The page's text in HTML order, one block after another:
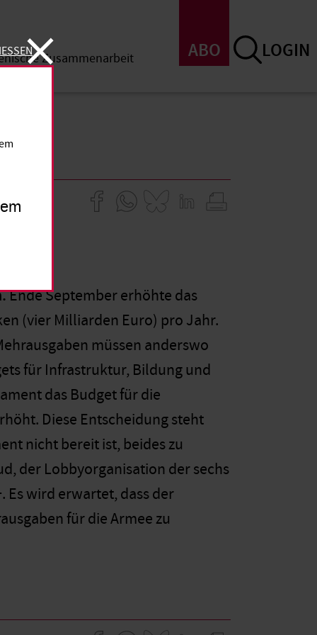
ABO LOGIN
Zusammenarbeit
Ende September erhöhte das
(vier Milliarden Euro) pro Jahr.
müssen anderswo
für Infrastruktur, Bildung und
das Budget für die
Diese Entscheidung steht
nicht bereit ist, beides zu
der Lobbyorganisation der sechs
wird erwartet, dass der
für die Armee zu